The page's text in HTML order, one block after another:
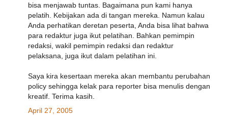
bisa menjawab tuntas. Bagaimana pun kami hanya
pelatih. Kebijakan ada di tangan mereka. Namun kalau
Anda perhatikan deretan peserta, Anda bisa lihat bahwa
para redaktur juga ikut pelatihan. Bahkan pemimpin
redaksi, wakil pemimpin redaksi dan redaktur
pelaksana, juga ikut dalam pelatihan ini.
Saya kira kesertaan mereka akan membantu perubahan
policy sehingga kelak para reporter bisa menulis dengan
kreatif. Terima kasih.
April 27, 2005